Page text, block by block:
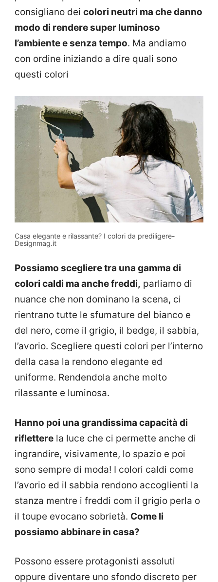
consigliano dei colori neutri ma che danno
modo di rendere super luminoso
l’ambiente e senza tempo. Ma andiamo
con ordine iniziando a dire quali sono
questi colori
Casa elegante e rilassante? I colori da prediligere-
Designmag.it
Possiamo scegliere tra una gamma di
colori caldi ma anche freddi, parliamo di
nuance che non dominano la scena, ci
rientrano tutte le sfumature del bianco e
del nero, come il grigio, il bedge, il sabbia,
l’avorio. Scegliere questi colori per l’interno
della casa la rendono elegante ed
uniforme. Rendendola anche molto
rilassante e luminosa.
Hanno poi una grandissima capacità di
riflettere la luce che ci permette anche di
ingrandire, visivamente, lo spazio e poi
sono sempre di moda! I colori caldi come
l’avorio ed il sabbia rendono accoglienti la
stanza mentre i freddi com il grigio perla o
il toupe evocano sobrietà. Come li
possiamo abbinare in casa?
Possono essere protagonisti assoluti
oppure diventare uno sfondo discreto per